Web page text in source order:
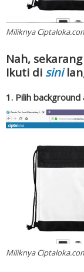
Miliknya
Nah,
Ikuti di sini
1. Pilih
Miliknya